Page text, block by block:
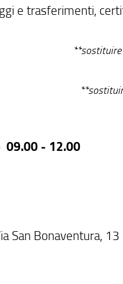
e trasferimenti,
**sostituire
**
09.00 - 12.00
San Bonaventura,